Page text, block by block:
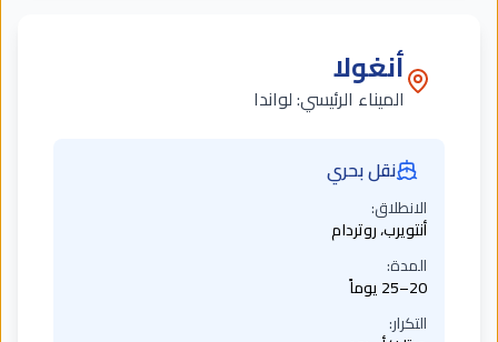
أنغولا
الميناء الرئيسي:لواندا
نقل بحري
الانطلاق:
أنتويرب، روتردام
المدة:
20–25 يوماً
التكرار: